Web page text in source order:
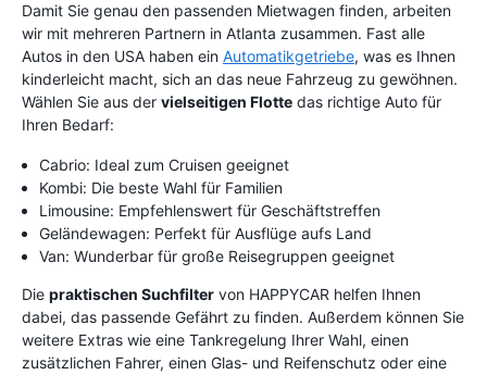
Damit Sie genau den passenden Mietwagen finden, arbeiten
wir mit mehreren Partnern in Atlanta zusammen. Fast alle
Autos in den USA haben ein Automatikgetriebe, was es Ihnen
kinderleicht macht, sich an das neue Fahrzeug zu gewöhnen.
Wählen Sie aus der vielseitigen Flotte das richtige Auto für
Ihren Bedarf:
Cabrio: Ideal zum Cruisen geeignet
Kombi: Die beste Wahl für Familien
Limousine: Empfehlenswert für Geschäftstreffen
Geländewagen: Perfekt für Ausflüge aufs Land
Van: Wunderbar für große Reisegruppen geeignet
Die praktischen Suchfilter von HAPPYCAR helfen Ihnen
dabei, das passende Gefährt zu finden. Außerdem können Sie
weitere Extras wie eine Tankregelung Ihrer Wahl, einen
zusätzlichen Fahrer, einen Glas- und Reifenschutz oder eine